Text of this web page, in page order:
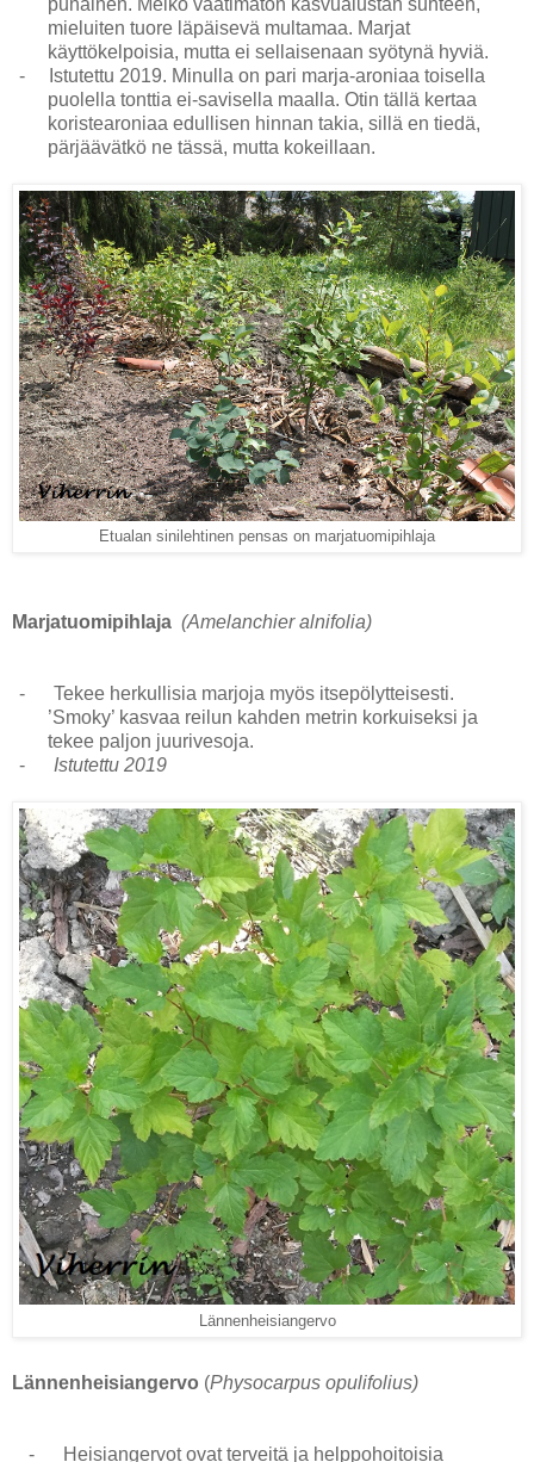
mieluiten tuore läpäisevä multamaa. Marjat
käyttökelpoisia, mutta ei sellaisenaan syötynä hyviä.
-
Istutettu 2019. Minulla on pari marja-aroniaa toisella
puolella tonttia ei-savisella maalla. Otin tällä kertaa
koristearoniaa edullisen hinnan takia, sillä en tiedä,
pärjäävätkö ne tässä, mutta kokeillaan.
Etualan sinilehtinen pensas on marjatuomipihlaja
Marjatuomipihlaja (Amelanchier alnifolia)
-
Tekee herkullisia marjoja myös itsepölytteisesti.
’Smoky’ kasvaa reilun kahden metrin korkuiseksi ja
tekee paljon juurivesoja.
-
Istutettu 2019
Lännenheisiangervo
Lännenheisiangervo (Physocarpus opulifolius)
-
Heisiangervot ovat terveitä ja helppohoitoisia